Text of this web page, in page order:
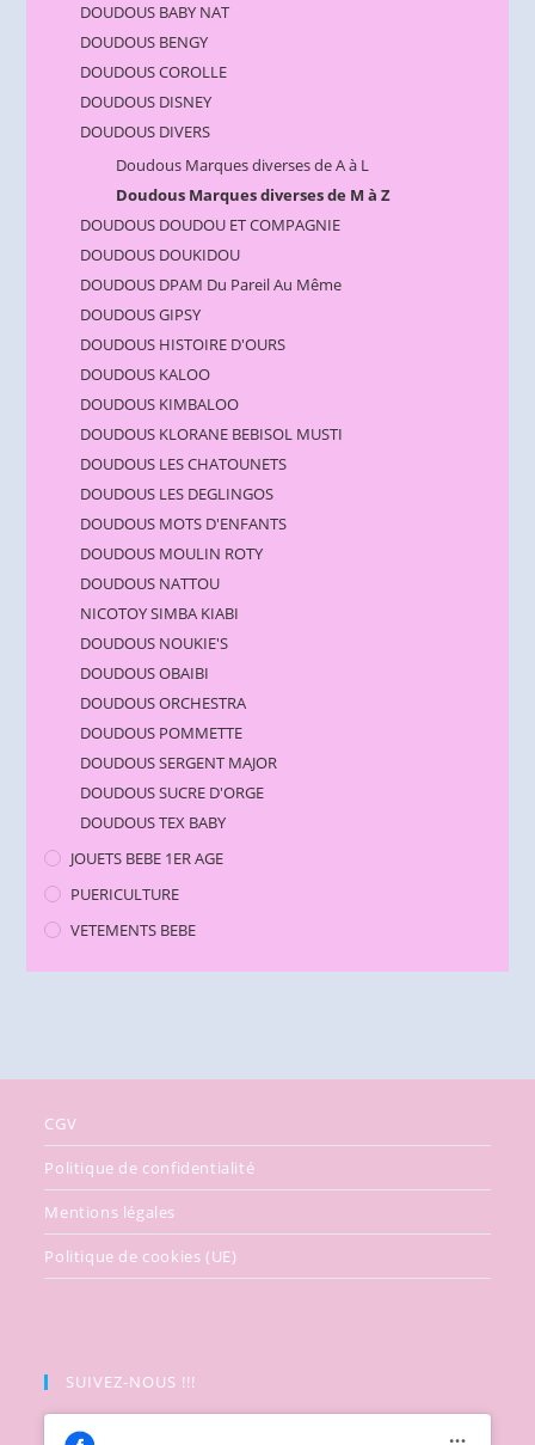
DOUDOUS BABY NAT
DOUDOUS BENGY
DOUDOUS COROLLE
DOUDOUS DISNEY
DOUDOUS DIVERS
Doudous Marques diverses de A à L
Doudous Marques diverses de M à Z
DOUDOUS DOUDOU ET COMPAGNIE
DOUDOUS DOUKIDOU
DOUDOUS DPAM Du Pareil Au Même
DOUDOUS GIPSY
DOUDOUS HISTOIRE D'OURS
DOUDOUS KALOO
DOUDOUS KIMBALOO
DOUDOUS KLORANE BEBISOL MUSTI
DOUDOUS LES CHATOUNETS
DOUDOUS LES DEGLINGOS
DOUDOUS MOTS D'ENFANTS
DOUDOUS MOULIN ROTY
DOUDOUS NATTOU
NICOTOY SIMBA KIABI
DOUDOUS NOUKIE'S
DOUDOUS OBAIBI
DOUDOUS ORCHESTRA
DOUDOUS POMMETTE
DOUDOUS SERGENT MAJOR
DOUDOUS SUCRE D'ORGE
DOUDOUS TEX BABY
JOUETS BEBE 1ER AGE
PUERICULTURE
VETEMENTS BEBE
CGV
Politique de confidentialité
Mentions légales
Politique de cookies (UE)
SUIVEZ-NOUS !!!